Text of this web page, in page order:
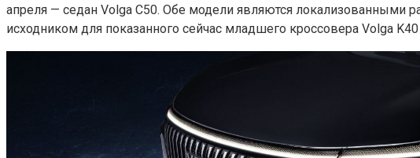
апреля — седан Volga C50. Обе модели являются локализованными
исходником для показанного сейчас младшего кроссовера Volga K40